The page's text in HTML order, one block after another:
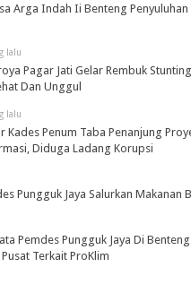
Arga Indah Ii Benteng Penyuluhan
lalu
Pagar Jati Gelar Rembuk
Dan Unggul
lalu
Kades Penum Taba Penanjung
Diduga Ladang Korupsi
Pungguk Jaya Salurkan Makanan
Pemdes Pungguk Jaya Di
Terkait ProKlim